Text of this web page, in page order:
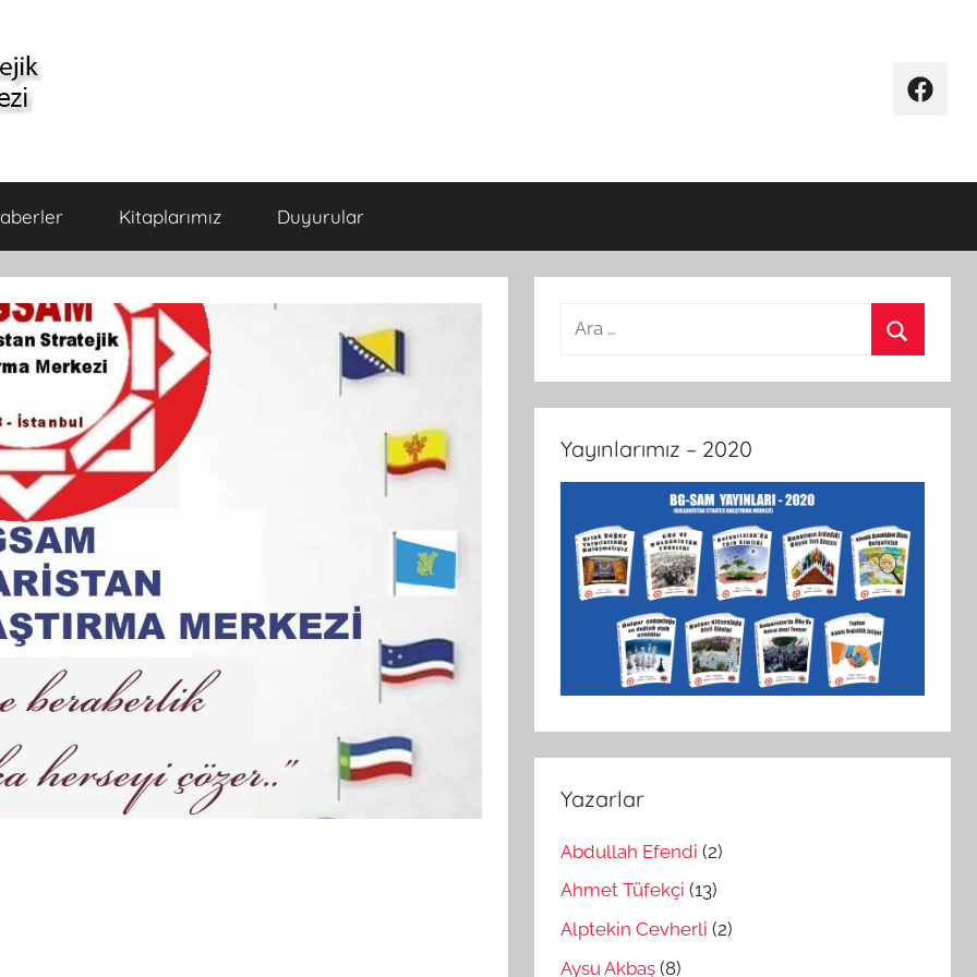
Kitaplarımız Duyurular
Arama:
Yayınlarımız – 2020
Yazarlar
Abdullah Efendi (2)
Ahmet Tüfekçi (13)
Alptekin Cevherli (2)
Aysu Akbaş (8)